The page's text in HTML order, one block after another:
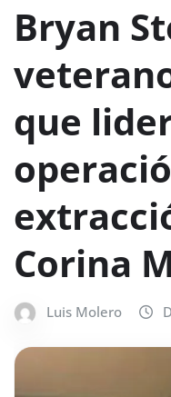
Bryan
que
Corina
Luis Molero